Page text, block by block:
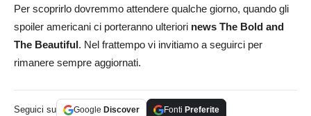
Per scoprirlo dovremmo attendere qualche giorno, quando gli
spoiler americani ci porteranno ulteriori news The Bold and
The Beautiful . Nel frattempo vi invitiamo a seguirci per
rimanere sempre aggiornati.
Seguici su Google Discover Fonti Preferite